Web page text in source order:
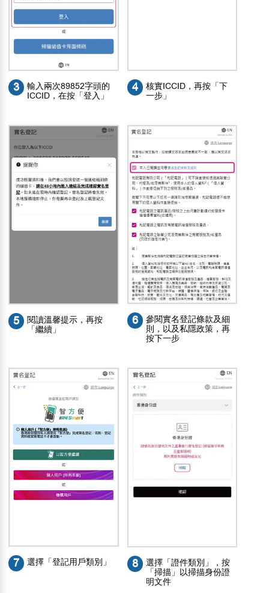
3
輸入兩次89852字頭的
ICCID，在按「登入」
4
核實ICCID，再按「下
一步」
5
閱讀溫馨提示，再按
「繼續」
6
參閱實名登記條款及細
則，以及私隱政策，再
按下一步
7 選擇「登記用戶類別」 8
選擇「證件類別」，按
「掃描」以掃描身份證
明文件